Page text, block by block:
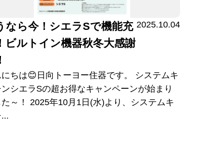
なら今！シエラSで機能充
ビルトイン機器秋冬大感謝
2025.10.04
にちは😊日向トーヨー住器です。 システムキ
ンシエラSの超お得なキャンペーンが始まり
た～！ 2025年10月1日(水)より、システムキ